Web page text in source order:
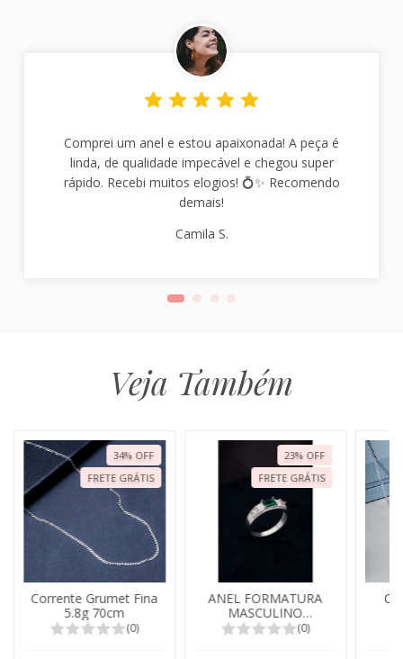
Comprei um anel e estou apaixonada! A peça é
linda, de qualidade impecável e chegou super
rápido. Recebi muitos elogios! 💍✨ Recomendo
demais!
Camila S.
Veja Também
34% OFF
FRETE GRÁTIS
Corrente Grumet Fina
5.8g 70cm
(0)
23% OFF
FRETE GRÁTIS
ANEL FORMATURA
MASCULINO
TURMALINA PARAIBA
(0)